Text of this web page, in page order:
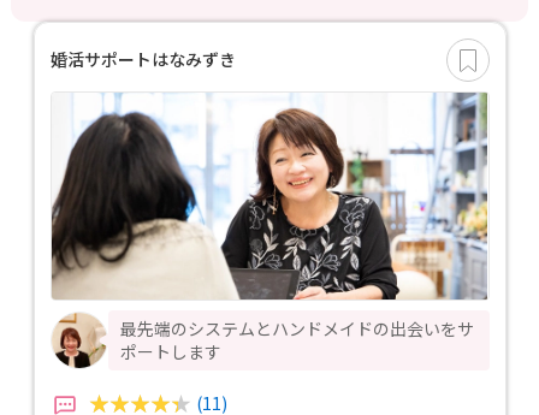
婚活サポートはなみずき
最先端のシステムとハンドメイドの出会いをサ
ポートします
(11)